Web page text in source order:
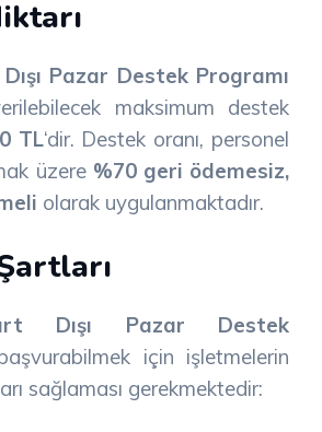
Pazar Destek Programı
maksimum destek
TL‘dir. Destek oranı, personel
üzere %70 geri ödemesiz,
olarak uygulanmaktadır.
Dışı Pazar Destek
için işletmelerin
sağlaması gerekmektedir: